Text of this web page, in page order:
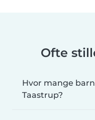
Ofte
Hvor mange
Taastrup?